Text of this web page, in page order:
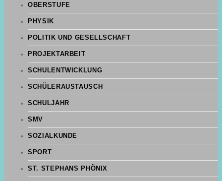
OBERSTUFE
PHYSIK
POLITIK UND GESELLSCHAFT
PROJEKTARBEIT
SCHULENTWICKLUNG
SCHÜLERAUSTAUSCH
SCHULJAHR
SMV
SOZIALKUNDE
SPORT
ST. STEPHANS PHÖNIX